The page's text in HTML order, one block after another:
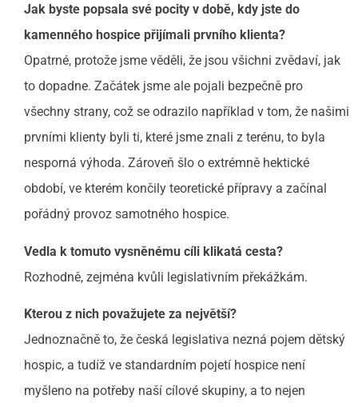
Jak byste popsala své pocity v době, kdy jste do
kamenného hospice přijímali prvního klienta?
Opatrné, protože jsme věděli, že jsou všichni zvědaví, jak
to dopadne. Začátek jsme ale pojali bezpečně pro
všechny strany, což se odrazilo například v tom, že našimi
prvními klienty byli ti, které jsme znali z terénu, to byla
nesporná výhoda. Zároveň šlo o extrémně hektické
období, ve kterém končily teoretické přípravy a začínal
pořádný provoz samotného hospice.
Vedla k tomuto vysněnému cíli klikatá cesta?
Rozhodně, zejména kvůli legislativním překážkám.
Kterou z nich považujete za největší?
Jednoznačně to, že česká legislativa nezná pojem dětský
hospic, a tudíž ve standardním pojetí hospice není
myšleno na potřeby naší cílové skupiny, a to nejen